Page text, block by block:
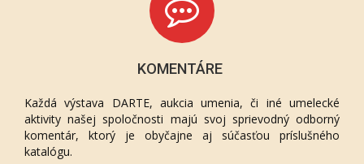
KOMENTÁRE
Každá výstava DARTE, aukcia umenia, či iné umelecké
aktivity našej spoločnosti majú svoj sprievodný odborný
komentár, ktorý je obyčajne aj súčasťou príslušného
katalógu.